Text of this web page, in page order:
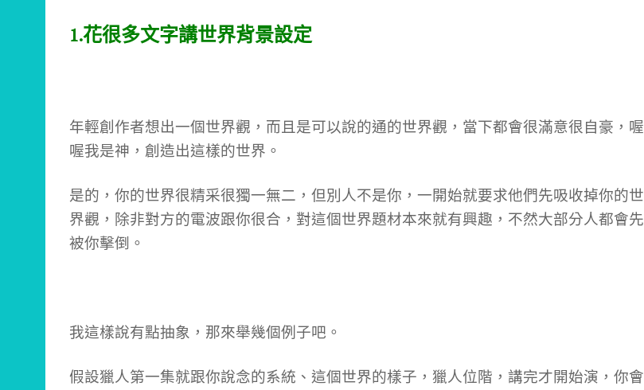
1.花很多文字講世界背景設定
年輕創作者想出一個世界觀，而且是可以說的通的世界觀，當下都會很滿意很自豪，喔
喔我是神，創造出這樣的世界。
是的，你的世界很精采很獨一無二，但別人不是你，一開始就要求他們先吸收掉你的世
界觀，除非對方的電波跟你很合，對這個世界題材本來就有興趣，不然大部分人都會先
被你擊倒。
我這樣說有點抽象，那來舉幾個例子吧。
假設獵人第一集就跟你說念的系統、這個世界的樣子，獵人位階，講完才開始演，你會